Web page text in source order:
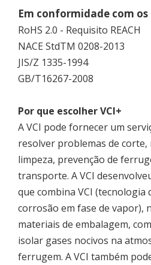
Em conformidade com
RoHS 2.0 - Requisito REACH
NACE StdTM 0208-2013
JIS/Z 1335-1994
GB/T16267-2008
Por que escolher VCI+
A VCI pode fornecer um
resolver problemas de
limpeza, prevenção de
transporte. A VCI
que combina VCI (tecnologia
corrosão em fase de vapor),
materiais de embalagem,
isolar gases nocivos na
ferrugem. A VCI também